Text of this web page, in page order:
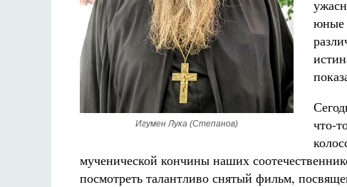
Игумен Лука (Степанов)
юные
что-
мученической кончины наших
посмотреть талантливо снятый фильм,